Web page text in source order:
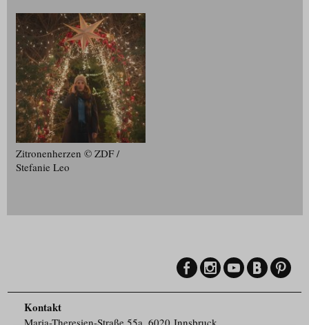
Zitronenherzen © ZDF /
Stefanie Leo
Kontakt
Maria-Theresien-Straße 55a, 6020 Innsbruck